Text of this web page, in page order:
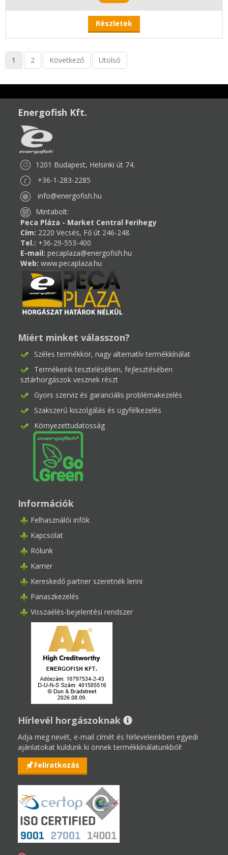
Részletek
1 2 Következő Utolsó
Energofish Kft.
1201 Budapest, Helsinki út 74.
+36-1-283-2285
info@energofish.hu
Mintabolt:
Peca Pláza - Market Central Ferihegy
Cím: 2220 Vecsés, Fő út 246-248.
Tel.: +36-29-553-400
E-mail: pecaplaza@energofish.hu
Web: www.pecaplaza.hu
Miért minket válasszon?
Széles termékkör, nagy alternatív termékkínálat
Termékeink tesztelésében, fejlesztésében
sztárhorgászok vesznek részt
Gyors szerviz és garanciális problémakezelés
Szakszerű kiszolgálás és ügyfélkezelés
Környezettudatosság
Információk
Felhasználói infók
Kapcsolat
Rólunk
Karrier
Kereskedő partner szeretnék lenni
Panaszkezelés
Visszaélés-bejelentési rendszer
Hírlevél horgászoknak
Adja meg nevét, e-mail címét és hírleveleinkben egyedi
ajánlatokat küldünk ki önnek termékkínálatunkból!
Feliratkozás